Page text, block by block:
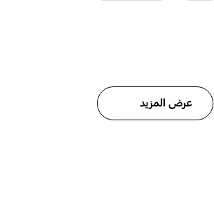
عرض المزيد